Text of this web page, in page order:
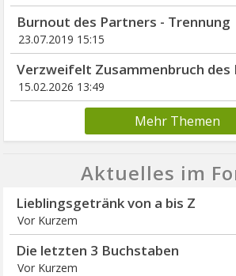
Burnout des Partners - Trennung
23.07.2019 15:15
Verzweifelt Zusammenbruch des
15.02.2026 13:49
Mehr Themen
Aktuelles im
Lieblingsgetränk von a bis Z
Vor Kurzem
Die letzten 3 Buchstaben
Vor Kurzem